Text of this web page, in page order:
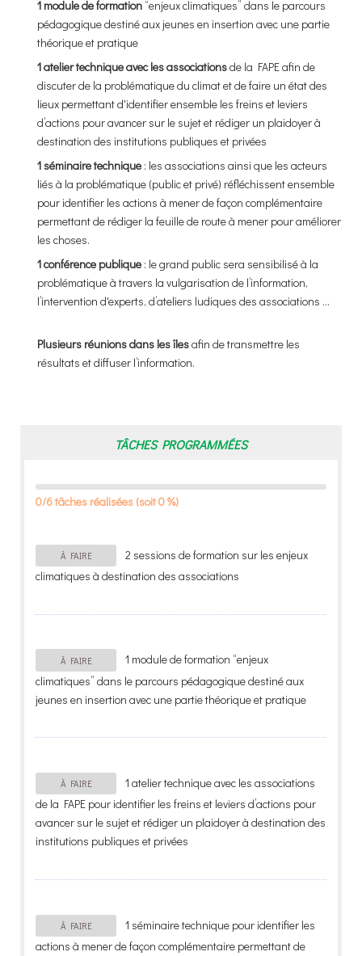
1 module de formation “enjeux climatiques” dans le parcours
pédagogique destiné aux jeunes en insertion avec une partie
théorique et pratique
1 atelier technique avec les associationsde la FAPE afin de
discuter de la problématique du climat et de faire un état des
lieux permettant d'identifier ensemble les freins et leviers
d’actions pour avancer sur le sujet et rédiger un plaidoyer à
destination des institutions publiques et privées
1 séminaire technique : les associations ainsi que les acteurs
liés à la problématique (public et privé) réfléchissent ensemble
pour identifier les actions à mener de façon complémentaire
permettant de rédiger la feuille de route à mener pour améliorer
les choses.
1 conférence publique : le grand public sera sensibilisé à la
problématique à travers la vulgarisation de l’information,
l’intervention d'experts, d’ateliers ludiques des associations …
Plusieurs réunions dans les îlesafin de transmettre les
résultats et diffuser l’information.
TÂCHES PROGRAMMÉES
0/6 tâches réalisées (soit 0 %)
À FAIRE
2 sessions de formation sur les enjeux
climatiques à destination des associations
À FAIRE
1 module de formation “enjeux
climatiques” dans le parcours pédagogique destiné aux
jeunes en insertion avec une partie théorique et pratique
À FAIRE
1 atelier technique avec les associations
de la FAPE pour identifier les freins et leviers d’actions pour
avancer sur le sujet et rédiger un plaidoyer à destination des
institutions publiques et privées
À FAIRE
1 séminaire technique pour identifier les
actions à mener de façon complémentaire permettant de